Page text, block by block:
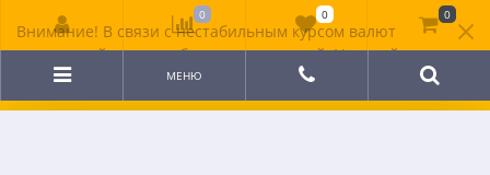
Внимание! В связи с нестабильным курсом валют
цена на сайте может быть неактуальной. Уточняйте
стоимость у менеджера.
МЕНЮ
0 0 0